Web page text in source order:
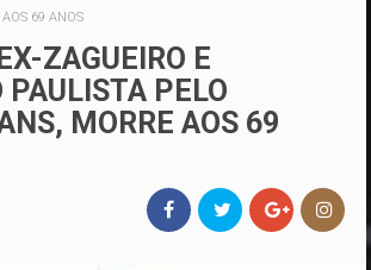
69 ANOS
ZAGUEIRO E
PELO
MORRE AOS 69